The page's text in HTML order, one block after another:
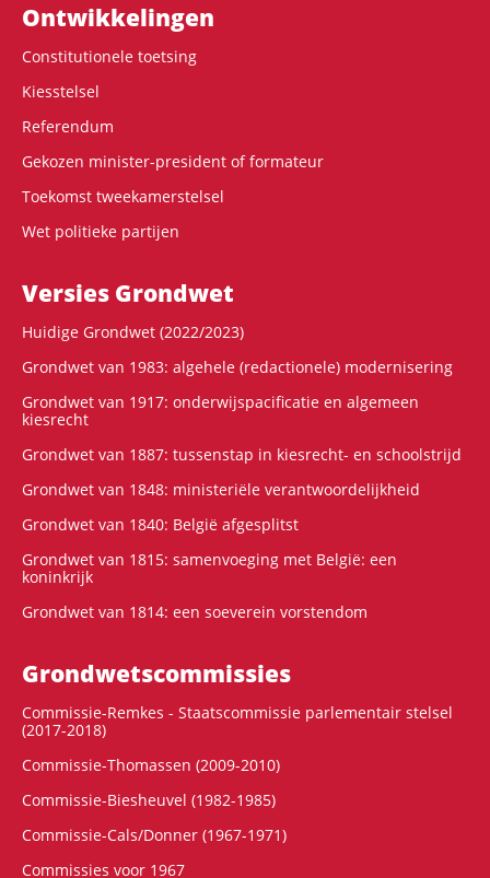
Ontwikke­lingen
Constitutionele toetsing
Kiesstelsel
Referendum
Gekozen minister-president of formateur
Toekomst tweekamerstelsel
Wet politieke partijen
Versies Grondwet
Huidige Grondwet (2022/2023)
Grondwet van 1983: algehele (redactionele) modernisering
Grondwet van 1917: onderwijspacificatie en algemeen
kiesrecht
Grondwet van 1887: tussenstap in kiesrecht- en schoolstrijd
Grondwet van 1848: ministeriële verantwoordelijkheid
Grondwet van 1840: België afgesplitst
Grondwet van 1815: samenvoeging met België: een
koninkrijk
Grondwet van 1814: een soeverein vorstendom
Grondwets­commissies
Commissie-Remkes - Staatscommissie parlementair stelsel
(2017-2018)
Commissie-Thomassen (2009-2010)
Commissie-Biesheuvel (1982-1985)
Commissie-Cals/Donner (1967-1971)
Commissies voor 1967